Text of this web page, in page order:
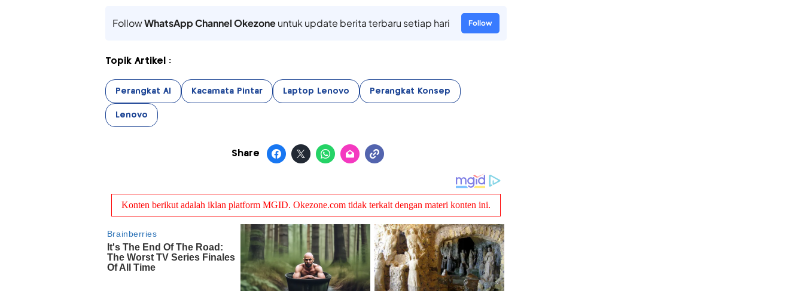
FollowWhatsApp Channel Okezoneuntuk update berita terbaru setiap hari Follow
Topik Artikel :
Perangkat AI Kacamata Pintar Laptop Lenovo Perangkat Konsep
Lenovo
Share